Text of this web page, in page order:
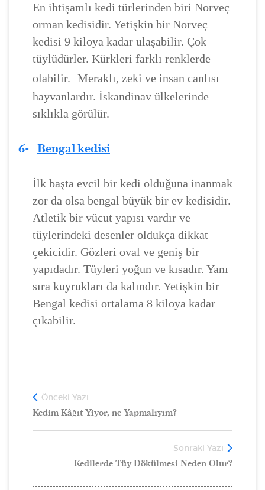
En ihtişamlı kedi türlerinden biri Norveç
orman kedisidir. Yetişkin bir Norveç
kedisi 9 kiloya kadar ulaşabilir. Çok
tüylüdürler. Kürkleri farklı renklerde
olabilir. Meraklı, zeki ve insan canlısı
hayvanlardır. İskandinav ülkelerinde
sıklıkla görülür.
6- Bengal kedisi
İlk başta evcil bir kedi olduğuna inanmak
zor da olsa bengal büyük bir ev kedisidir.
Atletik bir vücut yapısı vardır ve
tüylerindeki desenler oldukça dikkat
çekicidir. Gözleri oval ve geniş bir
yapıdadır. Tüyleri yoğun ve kısadır. Yanı
sıra kuyrukları da kalındır. Yetişkin bir
Bengal kedisi ortalama 8 kiloya kadar
çıkabilir.
Önceki Yazı
Kedim Kâğıt Yiyor, ne Yapmalıyım?
Sonraki Yazı
Kedilerde Tüy Dökülmesi Neden Olur?